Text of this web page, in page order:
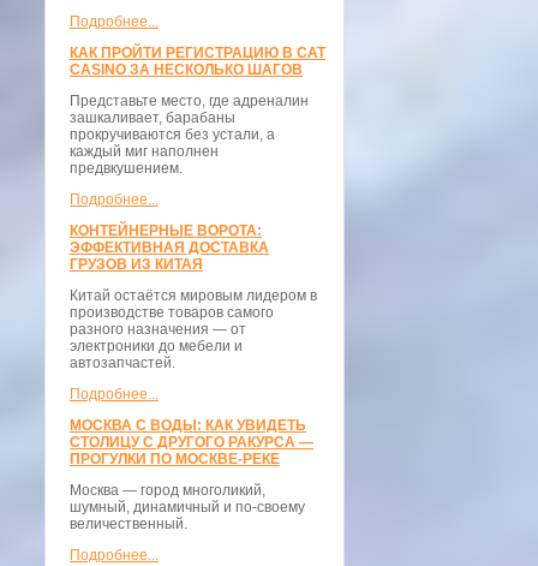
Подробнее...
КАК ПРОЙТИ РЕГИСТРАЦИЮ В CAT
CASINO ЗА НЕСКОЛЬКО ШАГОВ
Представьте место, где адреналин
зашкаливает, барабаны
прокручиваются без устали, а
каждый миг наполнен
предвкушением.
Подробнее...
КОНТЕЙНЕРНЫЕ ВОРОТА:
ЭФФЕКТИВНАЯ ДОСТАВКА
ГРУЗОВ ИЗ КИТАЯ
Китай остаётся мировым лидером в
производстве товаров самого
разного назначения — от
электроники до мебели и
автозапчастей.
Подробнее...
МОСКВА С ВОДЫ: КАК УВИДЕТЬ
СТОЛИЦУ С ДРУГОГО РАКУРСА —
ПРОГУЛКИ ПО МОСКВЕ-РЕКЕ
Москва — город многоликий,
шумный, динамичный и по-своему
величественный.
Подробнее...